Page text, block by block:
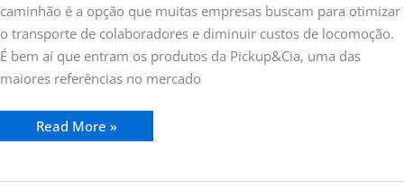
caminhão é a opção que muitas empresas buscam para otimizar
o transporte de colaboradores e diminuir custos de locomoção.
É bem aí que entram os produtos da Pickup&Cia, uma das
maiores referências no mercado
Read More »